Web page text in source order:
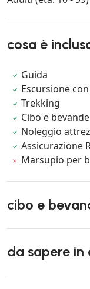
cosa è
Guida
Escursione
Trekking
Cibo e bevande
Noleggio
Assicurazione
Marsupio per
cibo e
da sapere in